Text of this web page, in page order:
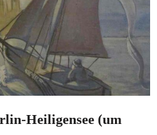
Heiligensee (um